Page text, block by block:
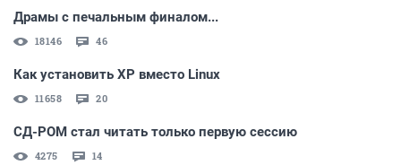
Драмы с печальным финалом...
18146 46
Как установить XP вместо Linux
11658 20
СД-РОМ стал читать только первую сессию
4275 14